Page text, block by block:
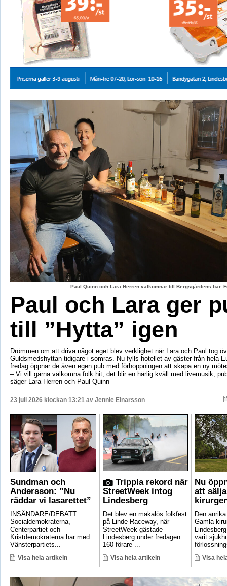
Paul Quinn och Lara Herren välkomnar till Bergsgårdens bar.
Paul och Lara ger
till ”Hytta” igen
Drömmen om att driva något eget blev verklighet när Lara och Paul tog
Guldsmedshyttan tidigare i somras. Nu fylls hotellet av gäster från hela
fredag öppnar de även egen pub med förhoppningen att skapa en ny
– Vi vill gärna välkomna folk hit, det blir en härlig kväll med livemusik,
säger Lara Herren och Paul Quinn
23 juli 2026 klockan 13:21 av Jennie Einarsson
Sundman och
Andersson: ”Nu
räddar vi lasarettet”
INSÄNDARE/DEBATT:
Socialdemokraterna,
Centerpartiet och
Kristdemokraterna har med
Vänsterpartiets...
Visa hela artikeln
Trippla rekord när
StreetWeek intog
Lindesberg
Det blev en makalös folkfest
på Linde Raceway, när
StreetWeek gästade
Lindesberg under fredagen.
160 förare ...
Visa hela artikeln
Nu
att
Den
Gamla
varit
Visa